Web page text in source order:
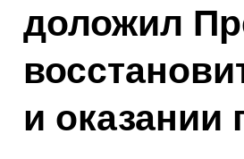
доложил
и